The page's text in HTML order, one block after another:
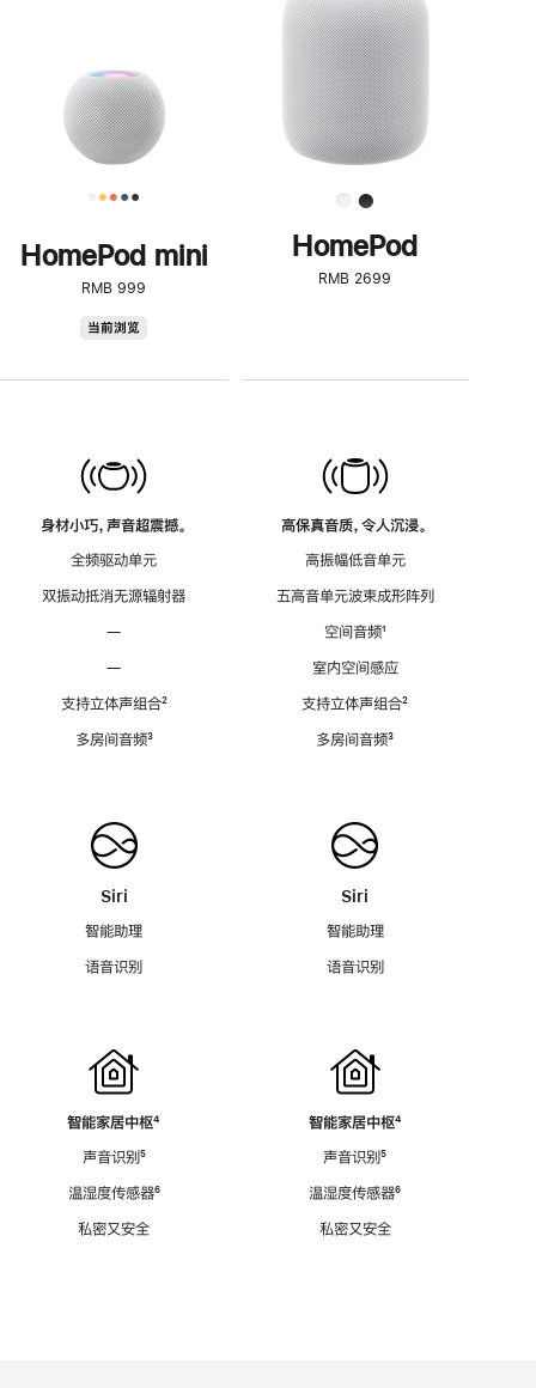
HomePod mini
RMB 999
当前浏览
身材小巧，声音超震撼。
全频驱动单元
双振动抵消无源辐射器
—
—
支持立体声组合脚
²
多房间音频脚
³
Siri
智能助理
语音识别
智能家居中枢脚
⁴
声音识别脚
⁵
温湿度传感器脚
⁶
私密又安全
了
解
HomePod<
HomePod
RMB 2699
高保真音质，令人沉浸。
高振幅低音单元
五高音单元波束成形阵列
空间音频脚
¹
室内空间感应
支持立体声组合脚
²
多房间音频脚
³
Siri
智能助理
语音识别
智能家居中枢脚
⁴
声音识别脚
⁵
温湿度传感器脚
⁶
私密又安全